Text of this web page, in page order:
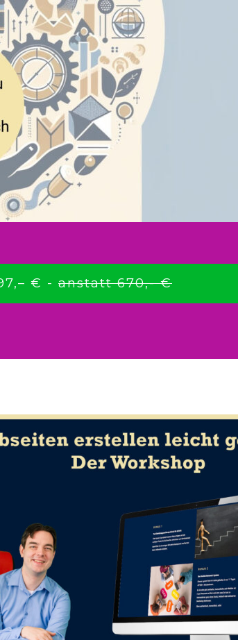
€ - anstatt 670,- €